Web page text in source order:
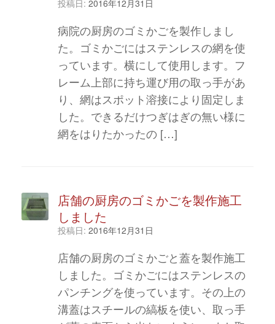
投稿日: 2016年12月31日
病院の厨房のゴミかごを製作しまし
た。ゴミかごにはステンレスの網を使
っています。横にして使用します。フ
レーム上部に持ち運び用の取っ手があ
り、網はスポット溶接により固定しま
した。できるだけつぎはぎの無い様に
網をはりたかったの […]
店舗の厨房のゴミかごを製作施工
しました
投稿日: 2016年12月31日
店舗の厨房のゴミかごと蓋を製作施工
しました。ゴミかごにはステンレスの
パンチングを使っています。その上の
溝蓋はスチールの縞板を使い、取っ手